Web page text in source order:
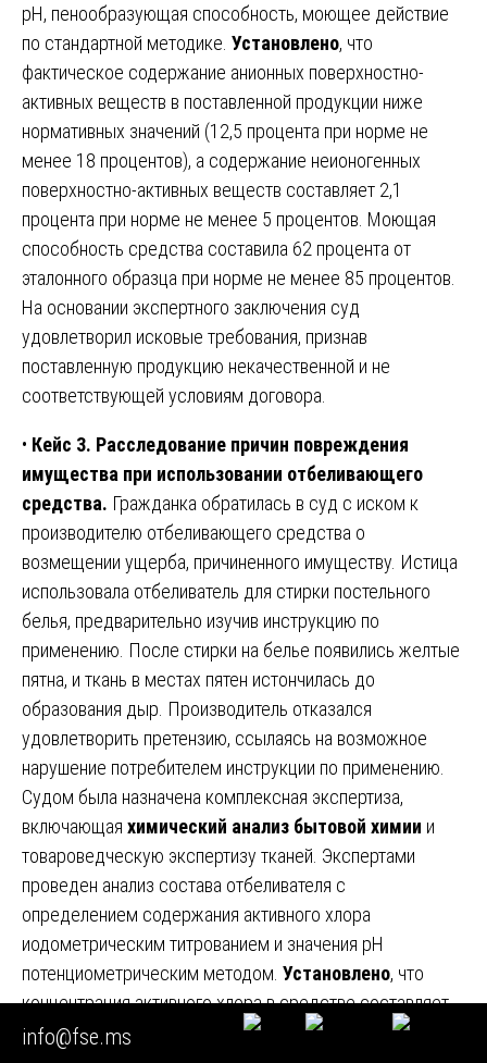
pH, пенообразующая способность, моющее действие
по стандартной методике. Установлено, что
фактическое содержание анионных поверхностно-
активных веществ в поставленной продукции ниже
нормативных значений (12,5 процента при норме не
менее 18 процентов), а содержание неионогенных
поверхностно-активных веществ составляет 2,1
процента при норме не менее 5 процентов. Моющая
способность средства составила 62 процента от
эталонного образца при норме не менее 85 процентов.
На основании экспертного заключения суд
удовлетворил исковые требования, признав
поставленную продукцию некачественной и не
соответствующей условиям договора.
• Кейс 3. Расследование причин повреждения
имущества при использовании отбеливающего
средства. Гражданка обратилась в суд с иском к
производителю отбеливающего средства о
возмещении ущерба, причиненного имуществу. Истица
использовала отбеливатель для стирки постельного
белья, предварительно изучив инструкцию по
применению. После стирки на белье появились желтые
пятна, и ткань в местах пятен истончилась до
образования дыр. Производитель отказался
удовлетворить претензию, ссылаясь на возможное
нарушение потребителем инструкции по применению.
Судом была назначена комплексная экспертиза,
включающая химический анализ бытовой химии и
товароведческую экспертизу тканей. Экспертами
проведен анализ состава отбеливателя с
определением содержания активного хлора
иодометрическим титрованием и значения pH
потенциометрическим методом. Установлено, что
концентрация активного хлора в средстве составляет
7,8 процента, что превышает максимально допустимое
info@fse.ms